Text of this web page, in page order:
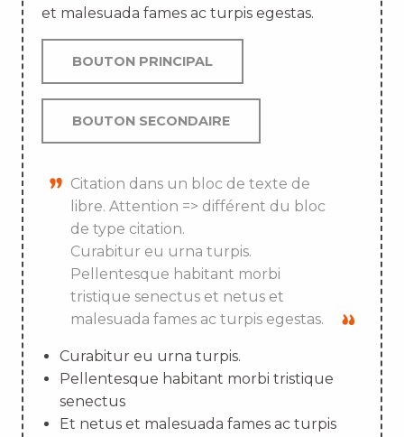
et malesuada fames ac turpis egestas.
BOUTON PRINCIPAL
BOUTON SECONDAIRE
Citation dans un bloc de texte de
libre. Attention => différent du bloc
de type citation.
Curabitur eu urna turpis.
Pellentesque habitant morbi
tristique senectus et netus et
malesuada fames ac turpis egestas.
Curabitur eu urna turpis.
Pellentesque habitant morbi tristique
senectus
Et netus et malesuada fames ac turpis